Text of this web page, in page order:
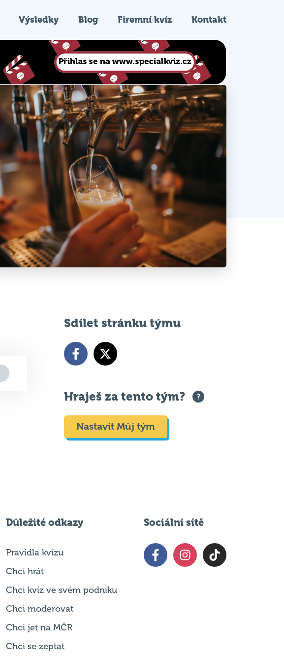
Výsledky Blog Firemní kvíz Kontakt
Sdílet stránku týmu
Hraješ za tento tým?
Nastavit Můj tým
Důležité odkazy
Pravidla kvízu
Chci hrát
Chci kvíz ve svém podniku
Chci moderovat
Chci jet na MČR
Chci se zeptat
Sociální sítě